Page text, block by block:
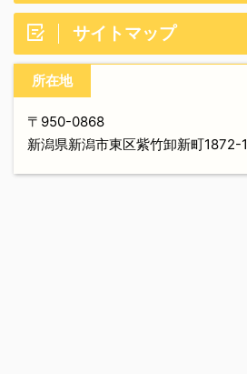
サイトマップ
所在地
〒950-0868
新潟県新潟市東区紫竹卸新町1872-1